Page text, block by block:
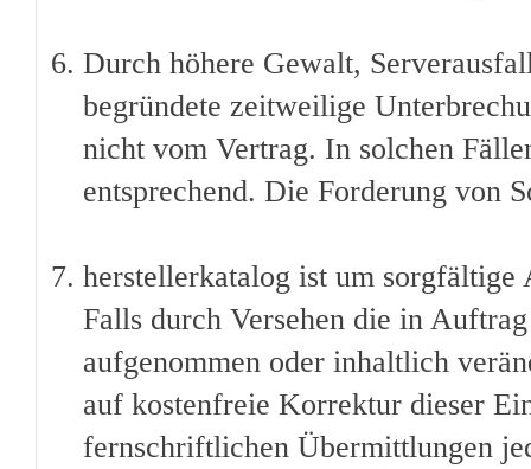
Durch höhere Gewalt,
begründete zeitweilige
nicht vom Vertrag. In solchen
entsprechend. Die Forderung von
herstellerkatalog ist um sorgfältige
Falls durch Versehen die in
aufgenommen oder inhaltlich
auf kostenfreie Korrektur dieser
fernschriftlichen Übermittlungen